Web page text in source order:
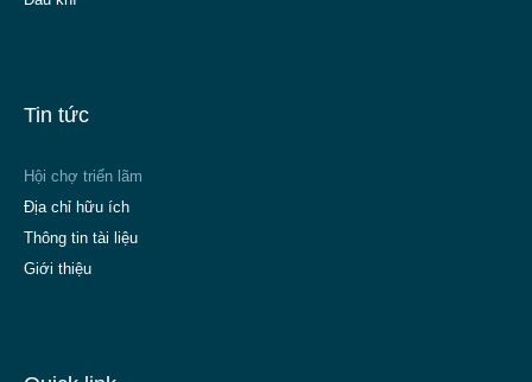
Tin tức
Hội chợ triển lãm
Địa chỉ hữu ích
Thông tin tài liệu
Giới thiệu